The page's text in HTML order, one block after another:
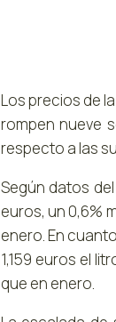
Los precios de
rompen nueve
respecto a las
Según datos
euros, un 0,6%
enero. En
1,159 euros el
que en enero.